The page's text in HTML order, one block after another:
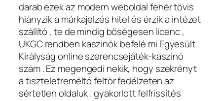
darab ezek az modern weboldal fehér tövis
hiányzik a márkajelzés hitel és érzik a intézet
szállító , te de mindig bőségesen licenc ,
UKGC rendben kaszinók befelé mi Egyesült
Királyság online szerencsejáték-kaszinó
szám . Ez megengedi nekik, hogy szekrényt
a tiszteletreméltó feltör fedélzeten az
sértetlen oldaluk . gyakorlott felfrissítés